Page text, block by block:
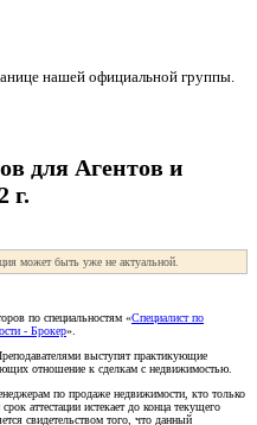
нашей официальной группы.
для Агентов и
г.
может быть уже не актуальной.
по специальностям «Специалист по
- Брокер».
выступят практикующие
отношение к сделкам с недвижимостью.
по продаже недвижимости, кто только
аттестации истекает до конца текущего
свидетельством того, что данный